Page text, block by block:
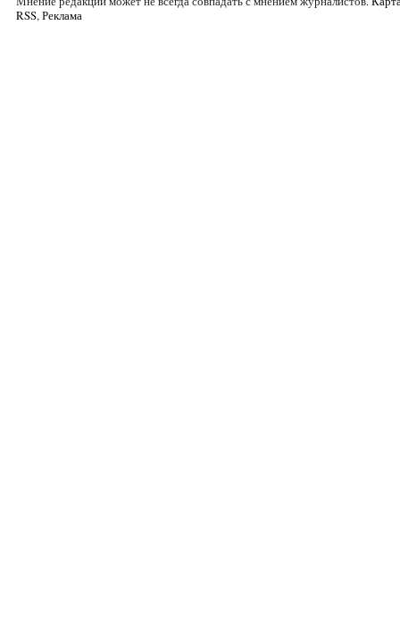
RSS,Реклама